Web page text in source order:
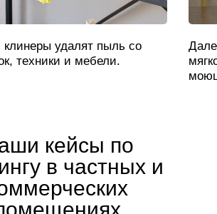
удалят пыль со
техники и мебели.
кейсы по
в частных и